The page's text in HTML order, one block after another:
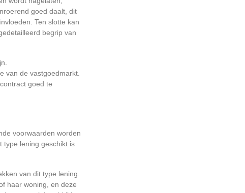
goed daalt, dit
Ten slotte kan
begrip van
van de vastgoedmarkt.
goed te
voorwaarden worden
type lening geschikt is
van dit type lening.
haar woning, en deze